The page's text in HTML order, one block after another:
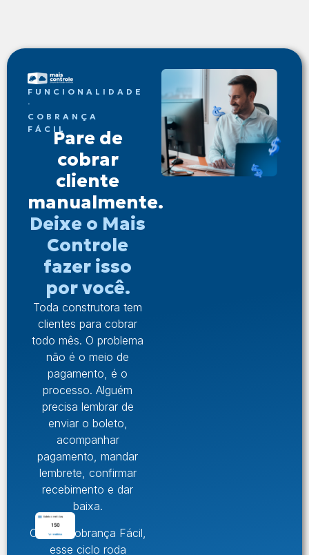
FUNCIONALIDADE
·
COBRANÇA
FÁCILPare de
cobrar
cliente
manualmente.
Deixe o Mais
Controle
fazer isso
por você.
Toda construtora tem
clientes para cobrar
todo mês. O problema
não é o meio de
pagamento, é o
processo. Alguém
precisa lembrar de
enviar o boleto,
acompanhar
pagamento, mandar
lembrete, confirmar
recebimento e dar
baixa.
Com o Cobrança Fácil,
esse ciclo roda